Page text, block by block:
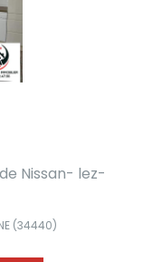
Nissan- lez-
(34440)